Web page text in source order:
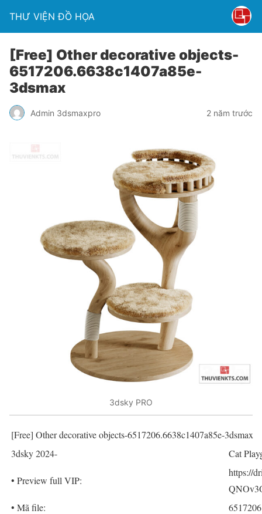
THƯ VIỆN ĐỒ HỌA
[Free] Other decorative objects-
6517206.6638c1407a85e-
3dsmax
Admin 3dsmaxpro 2 năm trước
3dsky PRO
[Free] Other decorative objects-6517206.6638c1407a85e-3dsmax
3dsky 2024-
Cat
• Preview full VIP:
https://
• Mã file: